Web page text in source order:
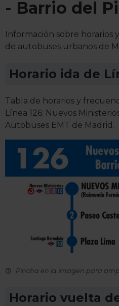
- Barrio del
Información sobre horarios
de autobuses urbanos de
Horario ida de
Tabla de horarios y
Línea 126: Nuevos
Autobuses EMT de Madrid.
Pincha en la imagen para
Horario vuelta